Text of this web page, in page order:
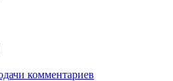
комментариев